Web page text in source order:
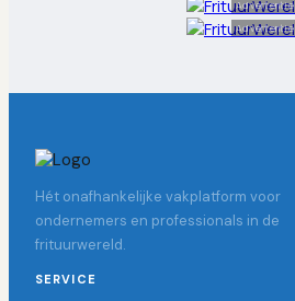
Advertentie
Advertentie
Hét onafhankelijke vakplatform voor
ondernemers en professionals in de
frituurwereld.
SERVICE